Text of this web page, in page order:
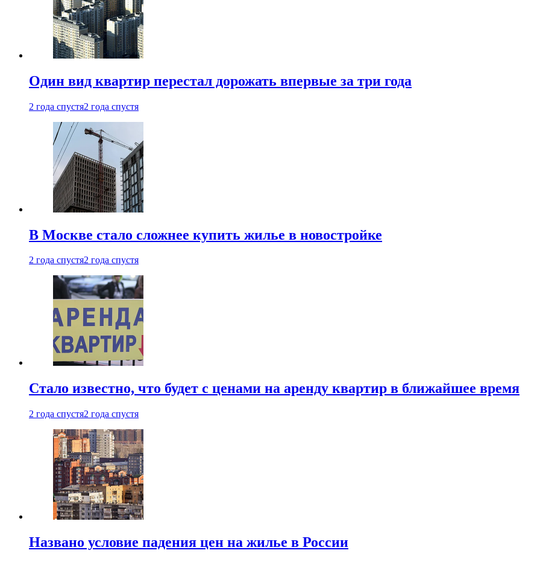
Один вид квартир перестал дорожать впервые за три года
2 года спустя2 года спустя
В Москве стало сложнее купить жилье в новостройке
2 года спустя2 года спустя
Стало известно, что будет с ценами на аренду квартир в ближайшее время
2 года спустя2 года спустя
Названо условие падения цен на жилье в России